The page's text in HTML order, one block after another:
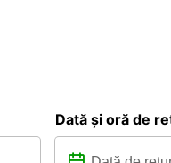
Dată și oră de